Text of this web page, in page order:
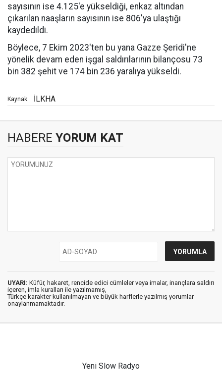
sayısının ise 4.125'e yükseldiği, enkaz altından
çıkarılan naaşların sayısının ise 806'ya ulaştığı
kaydedildi.
Böylece, 7 Ekim 2023'ten bu yana Gazze Şeridi'ne
yönelik devam eden işgal saldırılarının bilançosu 73
bin 382 şehit ve 174 bin 236 yaralıya yükseldi.
Kaynak: İLKHA
HABERE YORUM KAT
UYARI: Küfür, hakaret, rencide edici cümleler veya imalar, inançlara saldırı
içeren, imla kuralları ile yazılmamış,
Türkçe karakter kullanılmayan ve büyük harflerle yazılmış yorumlar
onaylanmamaktadır.
Yeni Slow Radyo